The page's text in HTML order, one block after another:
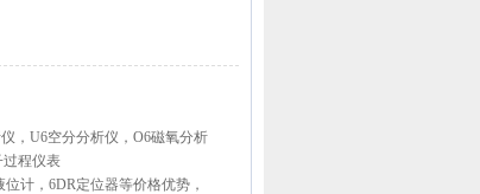
，U6空分分析仪，O6磁氧分析
过程仪表
位计，6DR定位器等价格优势，